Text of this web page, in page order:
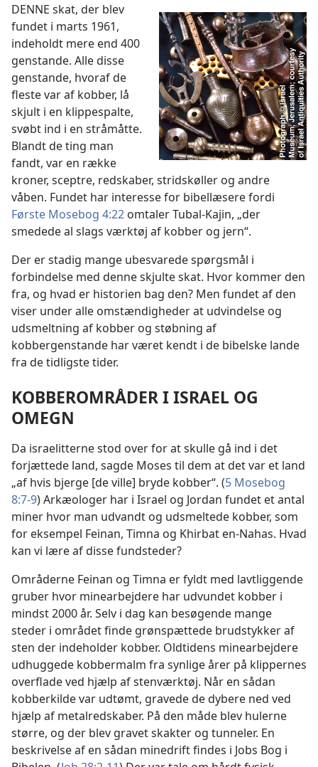
DENNE skat, der blev
fundet i marts 1961,
indeholdt mere end 400
genstande. Alle disse
genstande, hvoraf de
fleste var af kobber, lå
skjult i en klippespalte,
svøbt ind i en stråmåtte.
Blandt de ting man
fandt, var en række
kroner, sceptre, redskaber, stridskøller og andre
våben. Fundet har interesse for bibellæsere fordi
Første Mosebog 4:22 omtaler Tubal-Kajin, „der
smedede al slags værktøj af kobber og jern“.
Der er stadig mange ubesvarede spørgsmål i
forbindelse med denne skjulte skat. Hvor kommer den
fra, og hvad er historien bag den? Men fundet af den
viser under alle omstændigheder at udvindelse og
udsmeltning af kobber og støbning af
kobbergenstande har været kendt i de bibelske lande
fra de tidligste tider.
KOBBEROMRÅDER I ISRAEL OG
OMEGN
Da israelitterne stod over for at skulle gå ind i det
forjættede land, sagde Moses til dem at det var et land
„af hvis bjerge [de ville] bryde kobber“. (5 Mosebog
8:7-9) Arkæologer har i Israel og Jordan fundet et antal
miner hvor man udvandt og udsmeltede kobber, som
for eksempel Feinan, Timna og Khirbat en-Nahas. Hvad
kan vi lære af disse fundsteder?
Områderne Feinan og Timna er fyldt med lavtliggende
gruber hvor minearbejdere har udvundet kobber i
mindst 2000 år. Selv i dag kan besøgende mange
steder i området finde grønspættede brudstykker af
sten der indeholder kobber. Oldtidens minearbejdere
udhuggede kobbermalm fra synlige årer på klippernes
overflade ved hjælp af stenværktøj. Når en sådan
kobberkilde var udtømt, gravede de dybere ned ved
hjælp af metalredskaber. På den måde blev hulerne
større, og der blev gravet skakter og tunneler. En
beskrivelse af en sådan minedrift findes i Jobs Bog i